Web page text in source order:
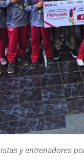
y entrenadores